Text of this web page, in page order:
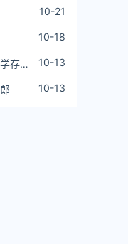
10-21
10-18
存婚
10-13
10-13